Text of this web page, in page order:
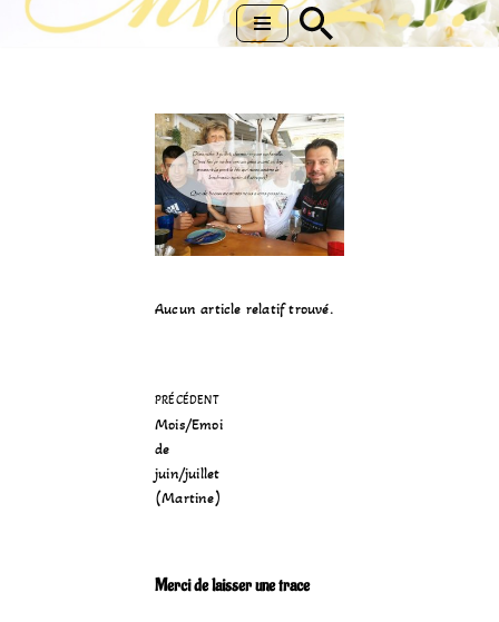
Aucun article relatif trouvé.
PRÉCÉDENT
Mois/Emoi
de
juin/juillet
(Martine)
Merci de laisser une trace